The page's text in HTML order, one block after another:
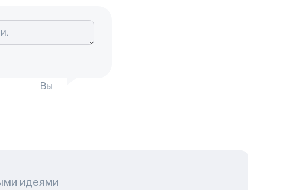
Вы
идеями